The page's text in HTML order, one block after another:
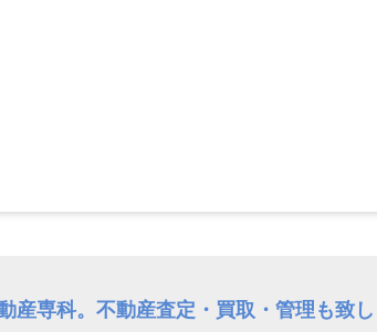
産専科。不動産査定・買取・管理も致